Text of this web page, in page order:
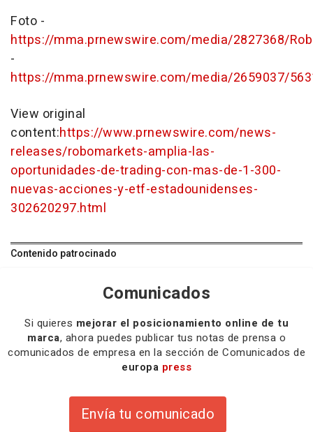
Foto -
https://mma.prnewswire.com/media/2827368/
-
https://mma.prnewswire.com/media/2659037/
View original
content:https://www.prnewswire.com/news-
releases/robomarkets-amplia-las-
oportunidades-de-trading-con-mas-de-1-300-
nuevas-acciones-y-etf-estadounidenses-
302620297.html
Contenido patrocinado
Comunicados
Si quieres mejorar el posicionamiento online de tu
marca, ahora puedes publicar tus notas de prensa o
comunicados de empresa en la sección de Comunicados de
europa press
Envía tu comunicado